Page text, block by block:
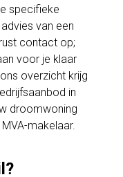
specifieke
van een
contact op;
voor je klaar
overzicht krijg
in
droomwoning
makelaar.